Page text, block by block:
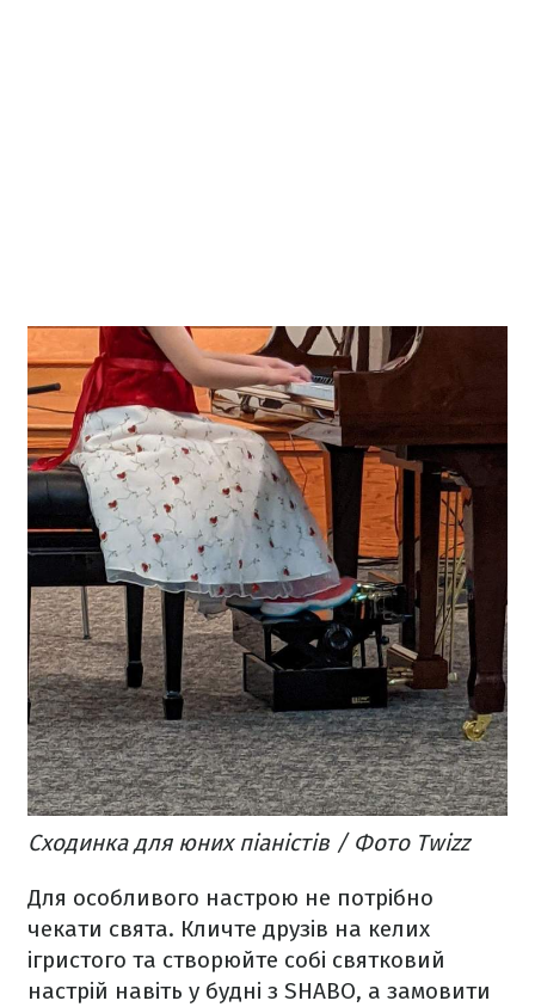
Сходинка для юних піаністів / Фото Twizz
Для особливого настрою не потрібно
чекати свята. Кличте друзів на келих
ігристого та створюйте собі святковий
настрій навіть у будні з SHABO, а замовити